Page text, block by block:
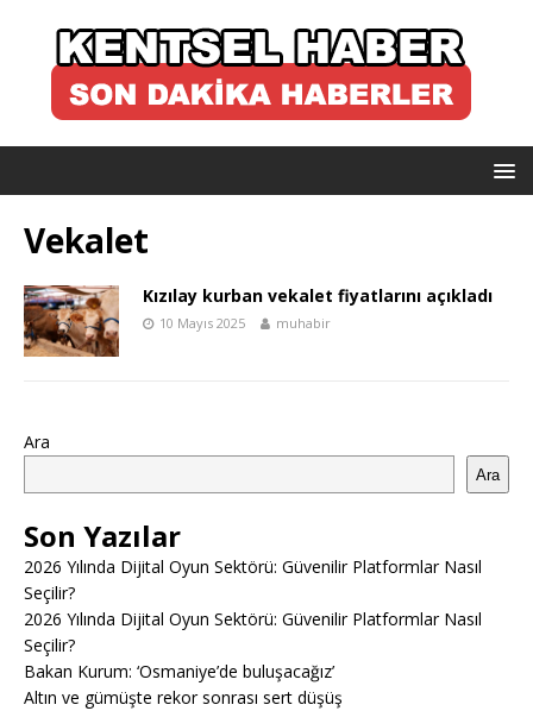
Vekalet
Kızılay kurban vekalet fiyatlarını açıkladı
10 Mayıs 2025 muhabir
Ara
Ara
Son Yazılar
2026 Yılında Dijital Oyun Sektörü: Güvenilir Platformlar Nasıl
Seçilir?
2026 Yılında Dijital Oyun Sektörü: Güvenilir Platformlar Nasıl
Seçilir?
Bakan Kurum: ‘Osmaniye’de buluşacağız’
Altın ve gümüşte rekor sonrası sert düşüş